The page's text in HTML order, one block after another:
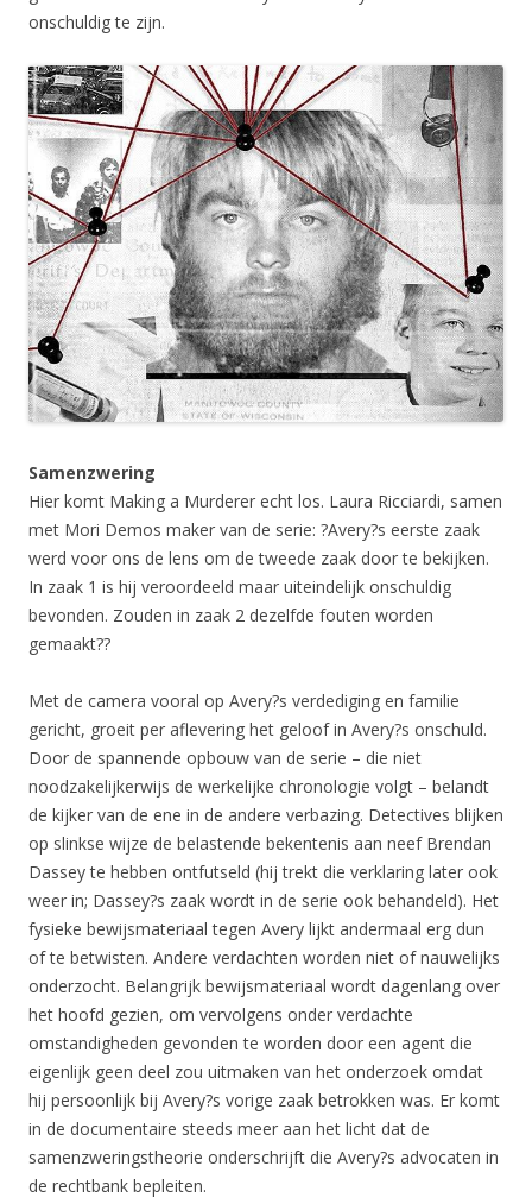
onschuldig te zijn.
Samenzwering
Hier komt Making a Murderer echt los. Laura Ricciardi, samen
met Mori Demos maker van de serie: ?Avery?s eerste zaak
werd voor ons de lens om de tweede zaak door te bekijken.
In zaak 1 is hij veroordeeld maar uiteindelijk onschuldig
bevonden. Zouden in zaak 2 dezelfde fouten worden
gemaakt??
Met de camera vooral op Avery?s verdediging en familie
gericht, groeit per aflevering het geloof in Avery?s onschuld.
Door de spannende opbouw van de serie – die niet
noodzakelijkerwijs de werkelijke chronologie volgt – belandt
de kijker van de ene in de andere verbazing. Detectives blijken
op slinkse wijze de belastende bekentenis aan neef Brendan
Dassey te hebben ontfutseld (hij trekt die verklaring later ook
weer in; Dassey?s zaak wordt in de serie ook behandeld). Het
fysieke bewijsmateriaal tegen Avery lijkt andermaal erg dun
of te betwisten. Andere verdachten worden niet of nauwelijks
onderzocht. Belangrijk bewijsmateriaal wordt dagenlang over
het hoofd gezien, om vervolgens onder verdachte
omstandigheden gevonden te worden door een agent die
eigenlijk geen deel zou uitmaken van het onderzoek omdat
hij persoonlijk bij Avery?s vorige zaak betrokken was. Er komt
in de documentaire steeds meer aan het licht dat de
samenzweringstheorie onderschrijft die Avery?s advocaten in
de rechtbank bepleiten.